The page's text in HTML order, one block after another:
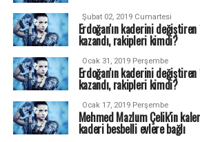
Şubat 02, 2019 Cumartesi
Erdoğan'ın kaderini
kazandı, rakipleri kimdi?
Ocak 31, 2019 Perşembe
Erdoğan'ın kaderini
kazandı, rakipleri kimdi?
Ocak 17, 2019 Perşembe
Mehmed Mazlum Çelik'in
kaderi besbelli evlere bağlı